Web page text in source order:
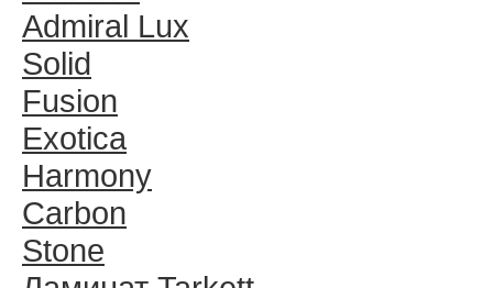
Admiral Lux
Solid
Fusion
Exotica
Harmony
Carbon
Stone